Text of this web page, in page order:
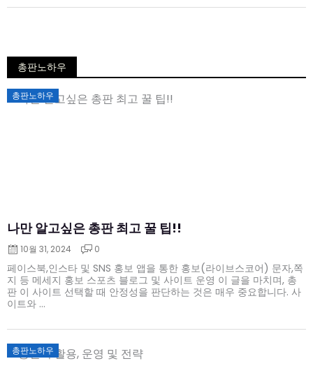
총판노하우
총판노하우
나만 알고싶은 총판 최고 꿀 팁!!
Posted
on
10월 31, 2024 0
페이스북,인스타 및 SNS 홍보 앱을 통한 홍보(라이브스코어) 문자,쪽
지 등 메세지 홍보 스포츠 블로그 및 사이트 운영 이 글을 마치며, 총
판 이 사이트 선택할 때 안정성을 판단하는 것은 매우 중요합니다. 사
이트와 ...
총판노하우
Posted
on